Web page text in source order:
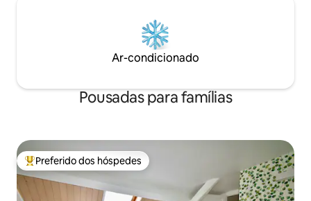
Ar-condicionado
Pousadas para famílias
Entre os melhores preferidos dos hóspedes
Preferido dos hóspedes